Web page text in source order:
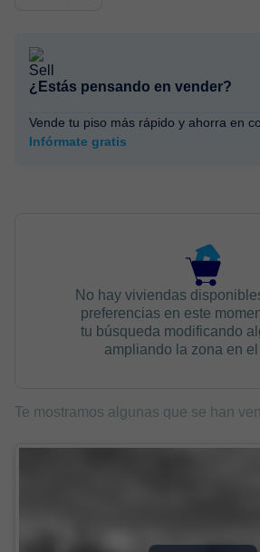
¿Estás pensando en vender?
Vende tu piso más rápido y ahorra en
Infórmate gratis
No hay viviendas
preferencias en este
tu búsqueda modificando
ampliando la zona en
Te mostramos algunas que se han